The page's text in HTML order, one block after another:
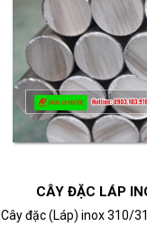
CÂY ĐẶC LÁP
Cây đặc (Láp) inox 310/